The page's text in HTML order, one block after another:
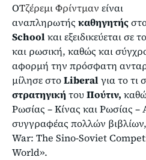
ΟΤζέρεμι Φρίντμαν είναι
αναπληρωτής καθηγητής
Schoolκαι εξειδικεύεται σε
και ρωσική, καθώς και
αφορμή την πρόσφατη
μίλησε στοLiberalγια το τι
στρατηγικήτου Πούτιν,
Ρωσίας – Κίνας και Ρωσίας –
συγγραφέας πολλών
War: The Sino-Soviet
World».